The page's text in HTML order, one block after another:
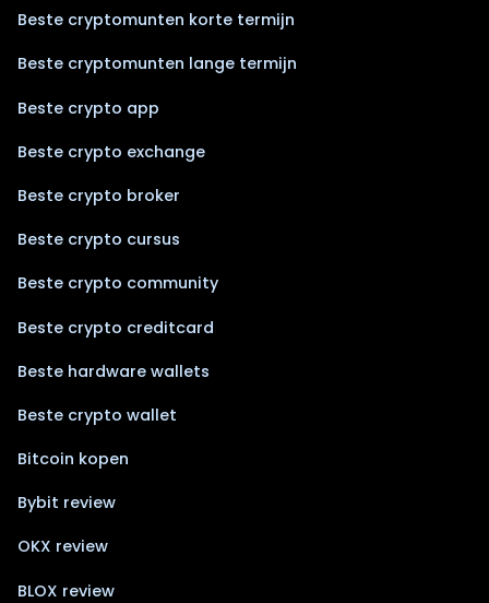
Beste cryptomunten korte termijn
Beste cryptomunten lange termijn
Beste crypto app
Beste crypto exchange
Beste crypto broker
Beste crypto cursus
Beste crypto community
Beste crypto creditcard
Beste hardware wallets
Beste crypto wallet
Bitcoin kopen
Bybit review
OKX review
BLOX review